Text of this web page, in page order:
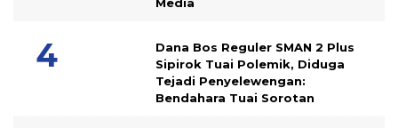
Dana Bos Reguler SMAN 2 Plus
Sipirok Tuai Polemik, Diduga
Tejadi Penyelewengan:
Bendahara Tuai Sorotan